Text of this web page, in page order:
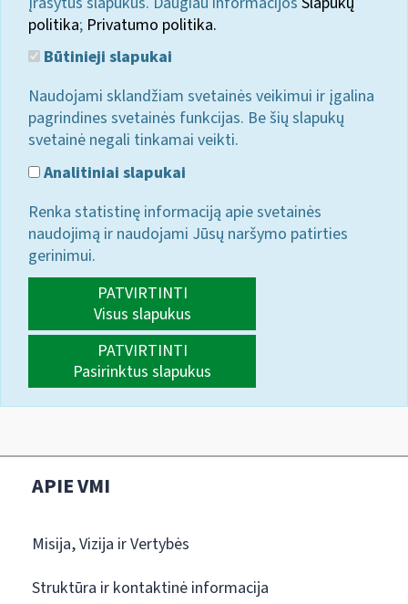
politika; Privatumo politika.
Būtinieji slapukai
Naudojami sklandžiam svetainės veikimui ir įgalina
pagrindines svetainės funkcijas. Be šių slapukų
svetainė negali tinkamai veikti.
Analitiniai slapukai
Renka statistinę informaciją apie svetainės
naudojimą ir naudojami Jūsų naršymo patirties
gerinimui.
PATVIRTINTI
Visus slapukus
PATVIRTINTI
Pasirinktus slapukus
APIE VMI
Misija, Vizija ir Vertybės
Struktūra ir kontaktinė informacija